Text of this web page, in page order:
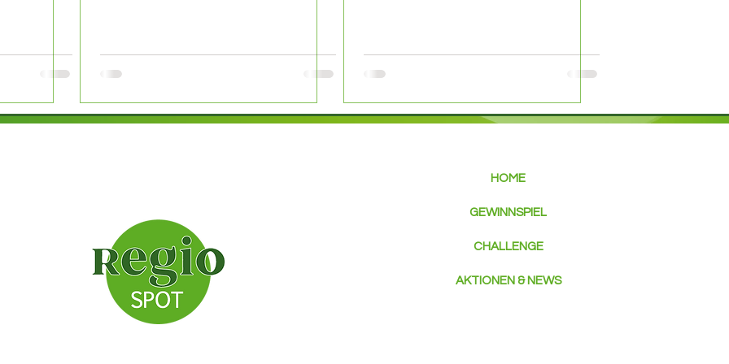
HOME
GEWINNSPIEL
CHALLENGE
AKTIONEN & NEWS